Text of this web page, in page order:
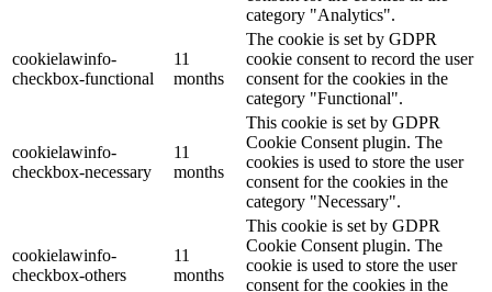
category "Analytics".
cookielawinfo-
checkbox-functional
11
months
The cookie is set by GDPR
cookie consent to record the user
consent for the cookies in the
category "Functional".
cookielawinfo-
checkbox-necessary
11
months
This cookie is set by GDPR
Cookie Consent plugin. The
cookies is used to store the user
consent for the cookies in the
category "Necessary".
cookielawinfo-
checkbox-others
11
months
This cookie is set by GDPR
Cookie Consent plugin. The
cookie is used to store the user
consent for the cookies in the